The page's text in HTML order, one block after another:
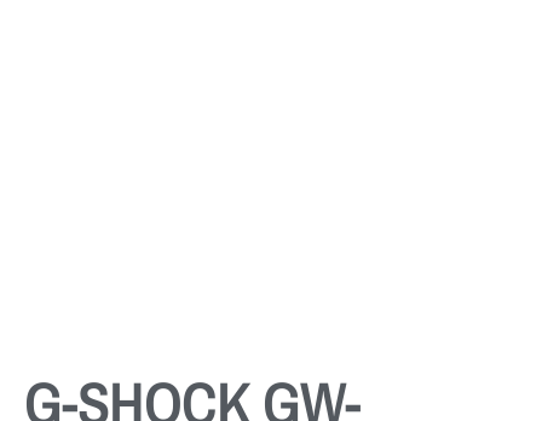
G-SHOCK GW-